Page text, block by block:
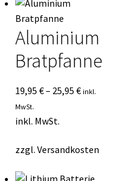
Aluminium
Bratpfanne
19,95€– 25,95€ inkl.
MwSt.
inkl. MwSt.
zzgl.Versandkosten